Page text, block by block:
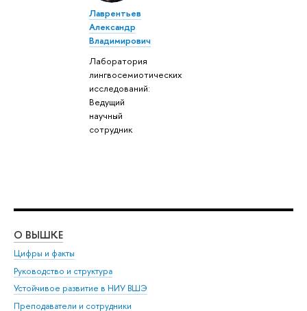
Лаврентьев
Александр
Владимирович
Лаборатория
лингвосемиотических
исследований:
Ведущий
научный
сотрудник
О ВЫШКЕ
Цифры и факты
Руководство и структура
Устойчивое развитие в НИУ ВШЭ
Преподаватели и сотрудники